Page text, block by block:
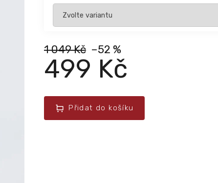
1 049 Kč –52 %
499 Kč
Přidat do košíku